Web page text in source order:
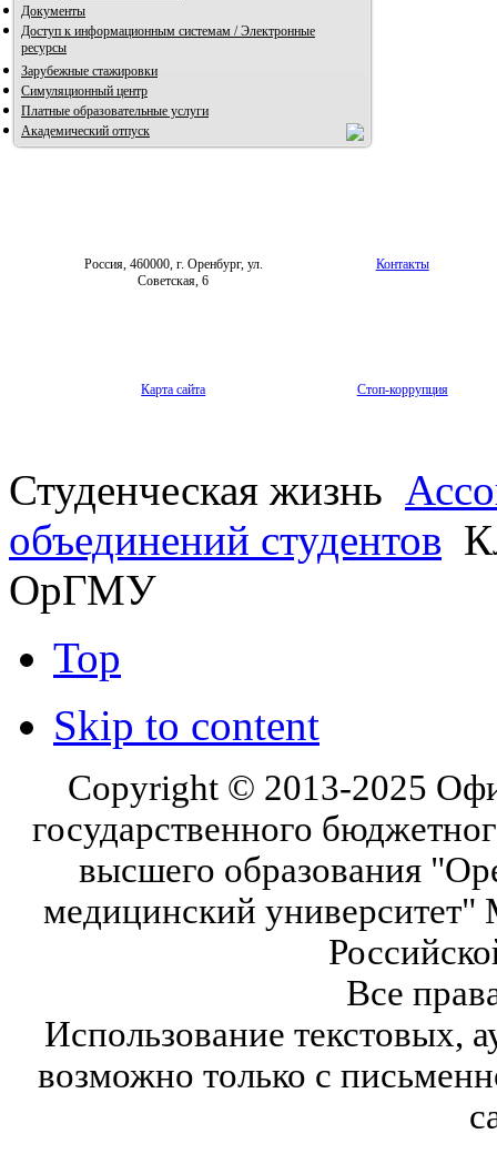
Документы
Доступ к информационным системам / Электронные
ресурсы
Зарубежные стажировки
Симуляционный центр
Платные образовательные услуги
Академический отпуск
Россия, 460000, г. Оренбург, ул.
Советская, 6
Контакты
Карта сайта Стоп-коррупция
Студенческая жизнь
объединений студентов
ОрГМУ
Top
Skip to content
Copyright © 2013-2025
государственного
высшего образования
медицинский университет"
Все
Использование текстовых,
возможно только с